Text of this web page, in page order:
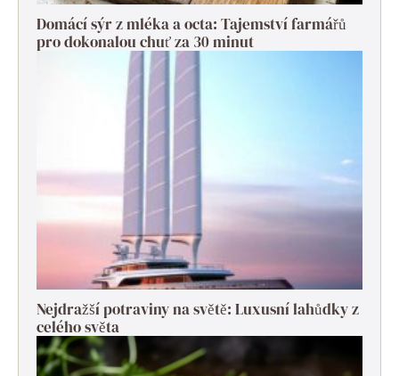
Domácí sýr z mléka a octa: Tajemství farmářů
pro dokonalou chuť za 30 minut
Nejdražší potraviny na světě: Luxusní lahůdky z
celého světa